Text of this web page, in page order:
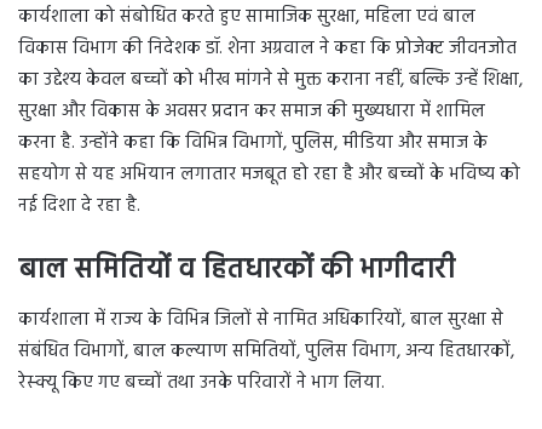
कार्यशाला को संबोधित करते हुए सामाजिक सुरक्षा, महिला एवं बाल
विकास विभाग की निदेशक डॉ. शेना अग्रवाल ने कहा कि प्रोजेक्ट जीवनजोत
का उद्देश्य केवल बच्चों को भीख मांगने से मुक्त कराना नहीं, बल्कि उन्हें शिक्षा,
सुरक्षा और विकास के अवसर प्रदान कर समाज की मुख्यधारा में शामिल
करना है. उन्होंने कहा कि विभिन्न विभागों, पुलिस, मीडिया और समाज के
सहयोग से यह अभियान लगातार मजबूत हो रहा है और बच्चों के भविष्य को
नई दिशा दे रहा है.
बाल समितियों व हितधारकों की भागीदारी
कार्यशाला में राज्य के विभिन्न जिलों से नामित अधिकारियों, बाल सुरक्षा से
संबंधित विभागों, बाल कल्याण समितियों, पुलिस विभाग, अन्य हितधारकों,
रेस्क्यू किए गए बच्चों तथा उनके परिवारों ने भाग लिया.